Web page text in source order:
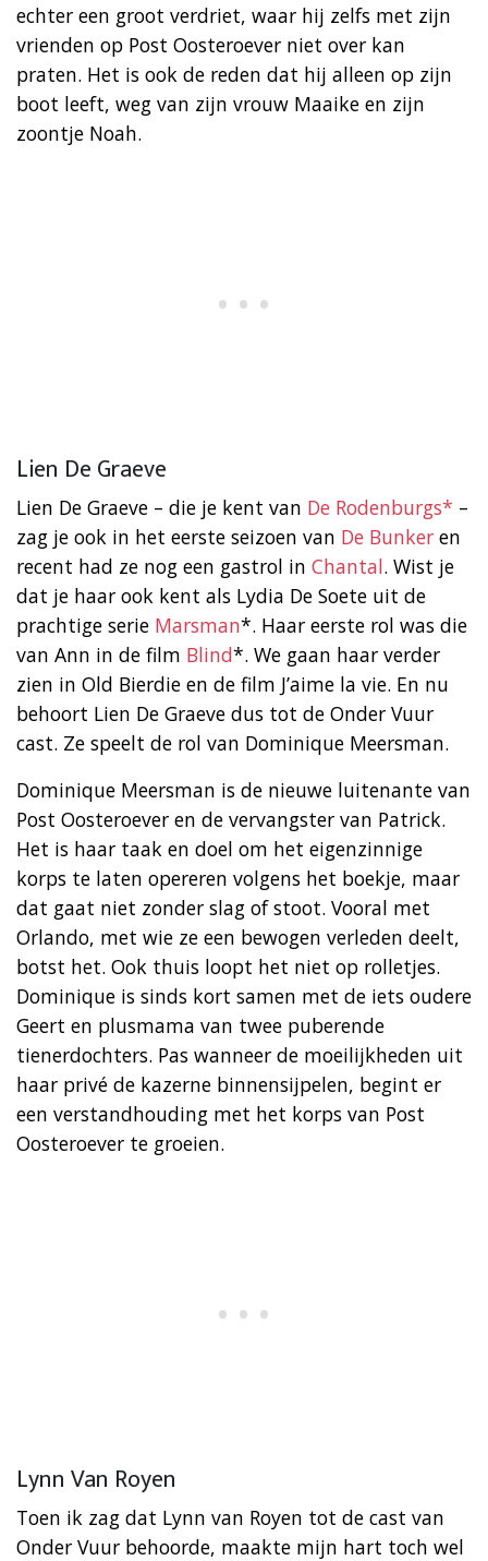
echter een groot verdriet, waar hij zelfs met zijn
vrienden op Post Oosteroever niet over kan
praten. Het is ook de reden dat hij alleen op zijn
boot leeft, weg van zijn vrouw Maaike en zijn
zoontje Noah.
Lien De Graeve
Lien De Graeve – die je kent van De Rodenburgs* –
zag je ook in het eerste seizoen van De Bunker en
recent had ze nog een gastrol in Chantal. Wist je
dat je haar ook kent als Lydia De Soete uit de
prachtige serie Marsman*. Haar eerste rol was die
van Ann in de film Blind*. We gaan haar verder
zien in Old Bierdie en de film J’aime la vie. En nu
behoort Lien De Graeve dus tot de Onder Vuur
cast. Ze speelt de rol van Dominique Meersman.
Dominique Meersman is de nieuwe luitenante van
Post Oosteroever en de vervangster van Patrick.
Het is haar taak en doel om het eigenzinnige
korps te laten opereren volgens het boekje, maar
dat gaat niet zonder slag of stoot. Vooral met
Orlando, met wie ze een bewogen verleden deelt,
botst het. Ook thuis loopt het niet op rolletjes.
Dominique is sinds kort samen met de iets oudere
Geert en plusmama van twee puberende
tienerdochters. Pas wanneer de moeilijkheden uit
haar privé de kazerne binnensijpelen, begint er
een verstandhouding met het korps van Post
Oosteroever te groeien.
Lynn Van Royen
Toen ik zag dat Lynn van Royen tot de cast van
Onder Vuur behoorde, maakte mijn hart toch wel